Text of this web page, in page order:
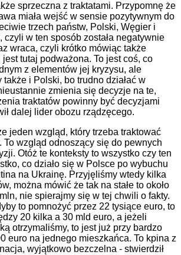
sprzeczna z traktatami. Przypomnę że
miała wejść w sensie pozytywnym do
trzech państw, Polski, Węgier i
czyli w ten sposób została negatywnie
wraca, czyli krótko mówiąc także
tutaj podważona. To jest coś, co
z elementów jej kryzysu, ale
i Polski, bo trudno działać w
zmienia się decyzje na te,
traktatów powinny być decyzjami
dalej lider obozu rządzęcego.
jeden wzgląd, który trzeba traktować
To wzgląd odnoszący się do pewnych
Otóż te konteksty to wszystko czy ten
co działo się w Polsce po wybuchu
na Ukrainę. Przyjęliśmy wtedy kilka
można mówić że tak na stałe to około
nie spierajmy się w tej chwili o fakty.
to pomnożyć przez 22 tysiące euro, to
20 kilka a 30 mld euro, a jeżeli
otrzymaliśmy, to jest już przy bardzo
euro na jednego mieszkańca. To kpina z
wyjątkowo bezczelna - stwierdził